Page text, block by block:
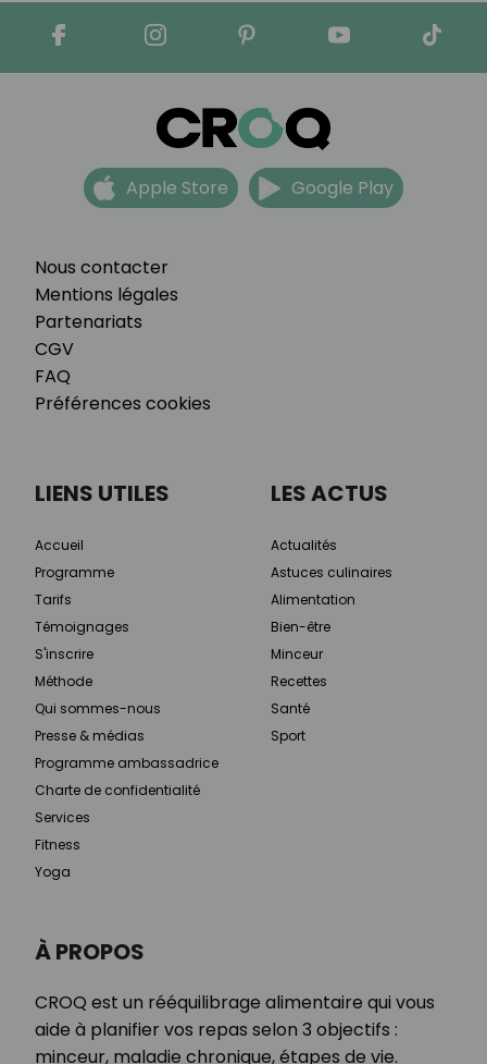
Nous contacter
Mentions légales
Partenariats
CGV
FAQ
Préférences cookies
Apple Store Google Play
À PROPOS
CROQ est un rééquilibrage alimentaire qui vous
aide à planifier vos repas selon 3 objectifs :
minceur, maladie chronique, étapes de vie.
LIENS UTILES
Accueil
Programme
Tarifs
Témoignages
S'inscrire
Méthode
Qui sommes-nous
Presse & médias
Programme ambassadrice
Charte de confidentialité
Services
Fitness
Yoga
LES ACTUS
Actualités
Astuces culinaires
Alimentation
Bien-être
Minceur
Recettes
Santé
Sport